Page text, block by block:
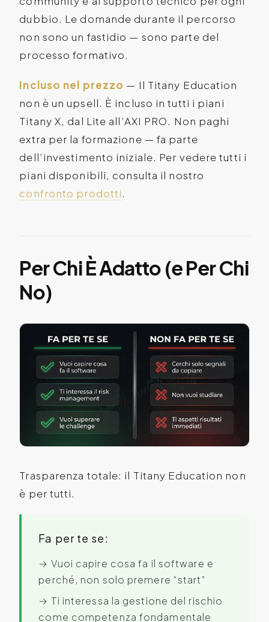
dubbio. Le domande durante il percorso
non sono un fastidio — sono parte del
processo formativo.
Incluso nel prezzo — Il Titany Education
non è un upsell. È incluso in tutti i piani
Titany X, dal Lite all’AXI PRO. Non paghi
extra per la formazione — fa parte
dell’investimento iniziale. Per vedere tutti i
piani disponibili, consulta il nostro
confronto prodotti.
Per Chi È Adatto (e Per Chi
No)
Trasparenza totale: il Titany Education non
è per tutti.
Fa per te se:
→ Vuoi capire cosa fa il software e
perché, non solo premere “start”
→ Ti interessa la gestione del rischio
come competenza fondamentale